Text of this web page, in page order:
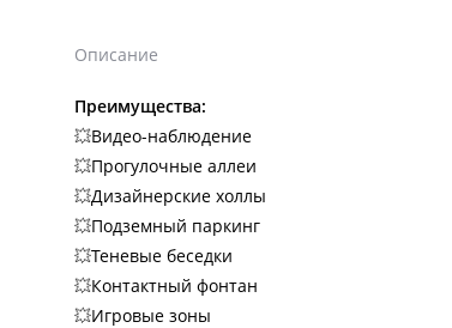
Описание
Преимущества:
💥Видео-наблюдение
💥Прогулочные аллеи
💥Дизайнерские холлы
💥Подземный паркинг
💥Теневые беседки
💥Контактный фонтан
💥Игровые зоны